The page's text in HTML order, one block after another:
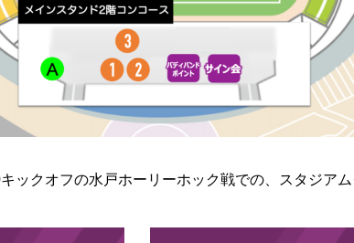
ックオフの水戸ホーリーホック戦での、スタジア